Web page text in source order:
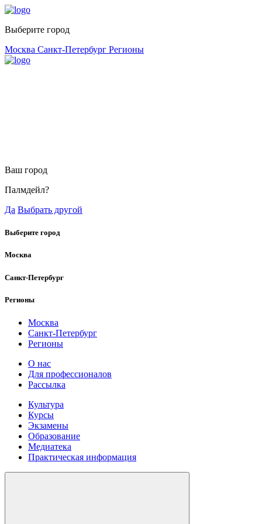
Выберите город
Москва Санкт-Петербург Регионы
Ваш город
Палмдейл?
Да Выбрать другой
Выберите город
Москва
Санкт-Петербург
Регионы
Москва
Санкт-Петербург
Регионы
О нас
Для профессионалов
Рассылка
Культура
Курсы
Экзамены
Образование
Медиатека
Практическая информация